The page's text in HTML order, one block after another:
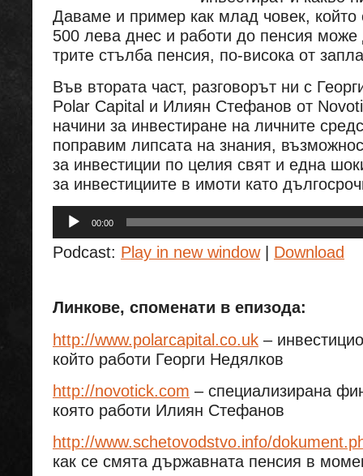
Даваме и пример как млад човек, който
500 лева днес и работи до пенсия може
трите стълба пенсия, по-висока от
Във втората част, разговорът ни с
Polar Capital и Илиян Стефанов от
начини за инвестиране на личните
поправим липсата на знания,
за инвестиции по целия свят и една
за инвестициите в имоти като
Аудио
00:00
Podcast: Play in new window| Download
Линкове, споменати в епизода:
http://www.polarcapital.co.uk –
който работи Георги Недялков
http://novotick.com – специализирана
която работи Илиян Стефанов
http://www.schetovodstvo.info/
как се смята държавната пенсия в